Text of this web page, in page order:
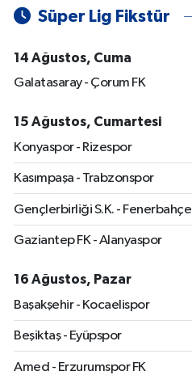
Süper Lig Fikstür
14 Ağustos, Cuma
Galatasaray - Çorum FK
15 Ağustos, Cumartesi
Konyaspor - Rizespor
Kasımpaşa - Trabzonspor
Gençlerbirliği S.K. - Fenerbahçe
Gaziantep FK - Alanyaspor
16 Ağustos, Pazar
Başakşehir - Kocaelispor
Beşiktaş - Eyüpspor
Amed - Erzurumspor FK